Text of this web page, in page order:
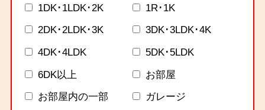
1DK･1LDK･2K
1R･1K
2DK･2LDK･3K
3DK･3LDK･4K
4DK･4LDK
5DK･5LDK
6DK以上
お部屋
お部屋内の一部
ガレージ